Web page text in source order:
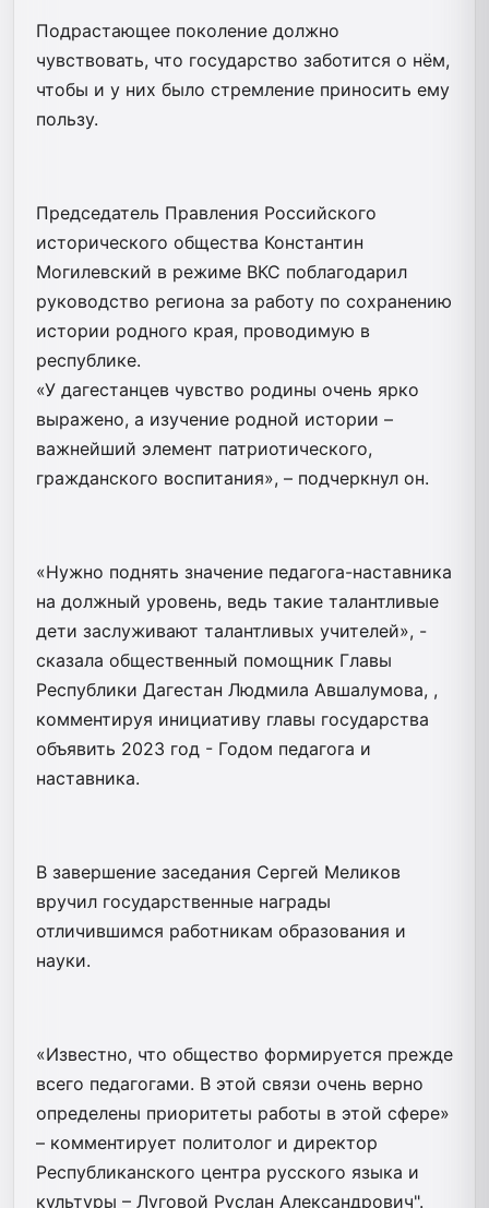
Подрастающее поколение должно
чувствовать, что государство заботится о нём,
чтобы и у них было стремление приносить ему
пользу.
Председатель Правления Российского
исторического общества Константин
Могилевский в режиме ВКС поблагодарил
руководство региона за работу по сохранению
истории родного края, проводимую в
республике.
«У дагестанцев чувство родины очень ярко
выражено, а изучение родной истории –
важнейший элемент патриотического,
гражданского воспитания», – подчеркнул он.
«Нужно поднять значение педагога-наставника
на должный уровень, ведь такие талантливые
дети заслуживают талантливых учителей», -
сказала общественный помощник Главы
Республики Дагестан Людмила Авшалумова, ,
комментируя инициативу главы государства
объявить 2023 год - Годом педагога и
наставника.
В завершение заседания Сергей Меликов
вручил государственные награды
отличившимся работникам образования и
науки.
«Известно, что общество формируется прежде
всего педагогами. В этой связи очень верно
определены приоритеты работы в этой сфере»
– комментирует политолог и директор
Республиканского центра русского языка и
культуры – Луговой Руслан Александрович".